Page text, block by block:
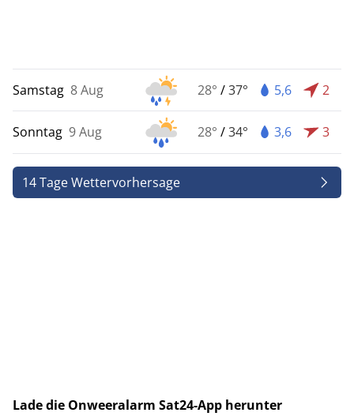
Samstag 8 Aug 28° /37° 5,6 2
Sonntag 9 Aug 28° /34° 3,6 3
14 Tage Wettervorhersage
Lade die Onweeralarm Sat24-App herunter